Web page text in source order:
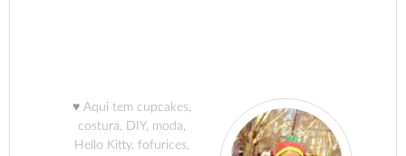
♥ Aqui tem cupcakes,
costura, DIY, moda,
Hello Kitty, fofurices,